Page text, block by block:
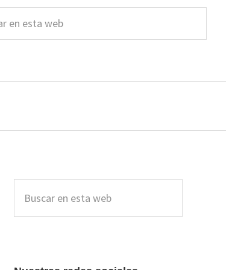
lateral
principal
esta